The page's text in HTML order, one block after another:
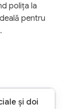
polița la
pentru
și doi